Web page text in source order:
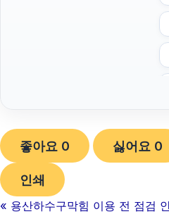
좋아요 0 싫어요 0
인쇄
« 용산하수구막힘 이용 전 점검